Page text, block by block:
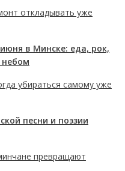
откладывать уже
в Минске: еда, рок,
убираться самому уже
песни и поэзии
превращают